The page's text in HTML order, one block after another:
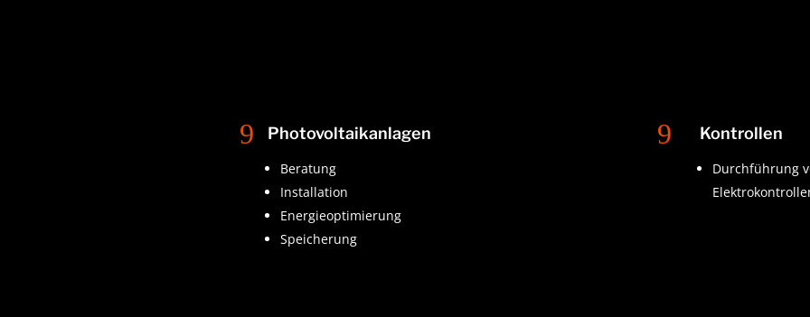
9 Photovoltaikanlagen
Beratung
Installation
Energieoptimierung
Speicherung
9 Kontrollen
Durchführung